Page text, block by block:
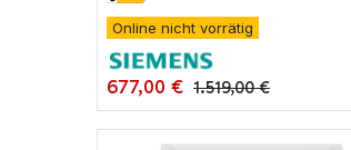
Online nicht vorrätig
677,00 € 1.519,00€